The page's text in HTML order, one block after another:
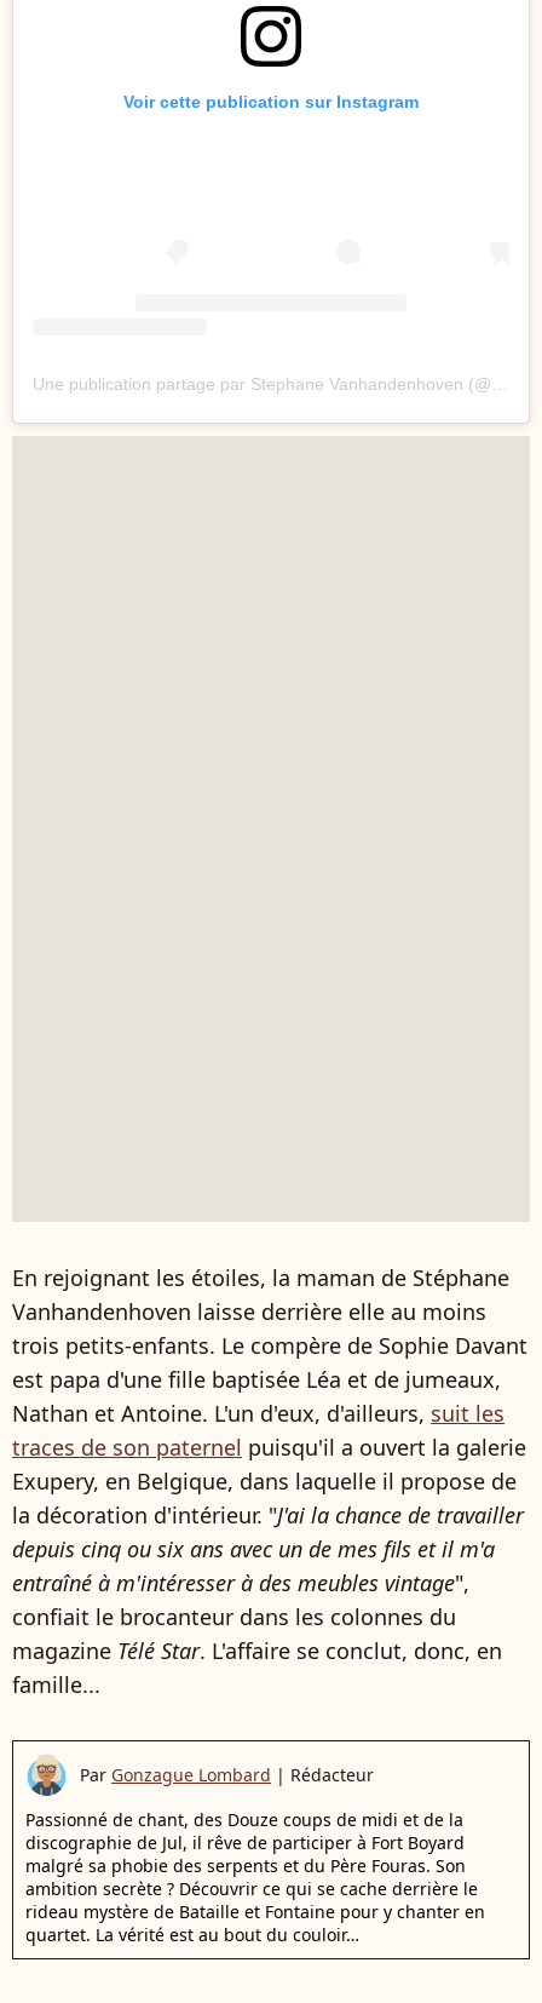
Voir cette publication sur Instagram
En rejoignant les étoiles, la maman de Stéphane
Vanhandenhoven laisse derrière elle au moins
trois petits-enfants. Le compère de Sophie Davant
est papa d'une fille baptisée Léa et de jumeaux,
Nathan et Antoine. L'un d'eux, d'ailleurs, suit les
traces de son paternel puisqu'il a ouvert la galerie
Exupery, en Belgique, dans laquelle il propose de
la décoration d'intérieur. "J'ai la chance de travailler
depuis cinq ou six ans avec un de mes fils et il m'a
entraîné à m'intéresser à des meubles vintage",
confiait le brocanteur dans les colonnes du
magazine Télé Star. L'affaire se conclut, donc, en
famille...
Par Gonzague Lombard | Rédacteur
Passionné de chant, des Douze coups de midi et de la
discographie de Jul, il rêve de participer à Fort Boyard
malgré sa phobie des serpents et du Père Fouras. Son
ambition secrète ? Découvrir ce qui se cache derrière le
rideau mystère de Bataille et Fontaine pour y chanter en
quartet. La vérité est au bout du couloir…